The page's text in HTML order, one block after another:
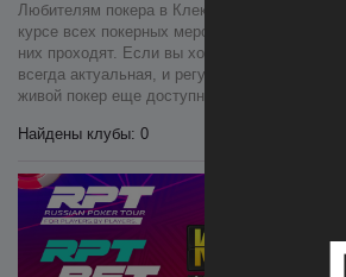
Любителям покера в Клекхитон наш ресурс
курсе всех покерных мероприятий, мы
них проходят. Если вы хотите сыграть в
всегда актуальная, и регулярно
живой покер еще доступнее, чем прежде –
Найдены клубы: 0